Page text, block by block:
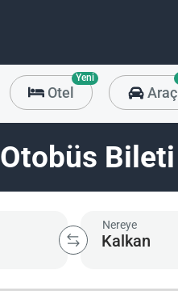
Otel
Yeni
Araç
Bileti
Nereye